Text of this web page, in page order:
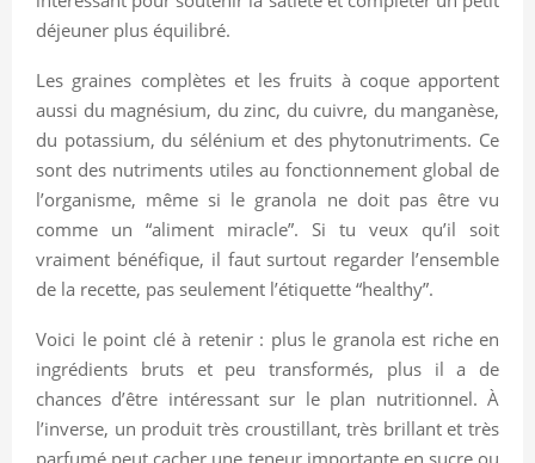
déjeuner plus équilibré.
Les graines complètes et les fruits à coque apportent
aussi du magnésium, du zinc, du cuivre, du manganèse,
du potassium, du sélénium et des phytonutriments. Ce
sont des nutriments utiles au fonctionnement global de
l’organisme, même si le granola ne doit pas être vu
comme un “aliment miracle”. Si tu veux qu’il soit
vraiment bénéfique, il faut surtout regarder l’ensemble
de la recette, pas seulement l’étiquette “healthy”.
Voici le point clé à retenir : plus le granola est riche en
ingrédients bruts et peu transformés, plus il a de
chances d’être intéressant sur le plan nutritionnel. À
l’inverse, un produit très croustillant, très brillant et très
parfumé peut cacher une teneur importante en sucre ou